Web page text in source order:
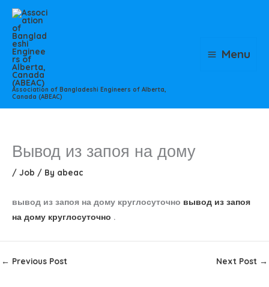
Skip
content
Association of Bangladeshi Engineers of Alberta,
Canada (ABEAC)
Menu
Вывод из запоя на дому
/ Job / By abeac
вывод из запоя на дому круглосуточно вывод из запоя
на дому круглосуточно .
← Previous Post Next Post →